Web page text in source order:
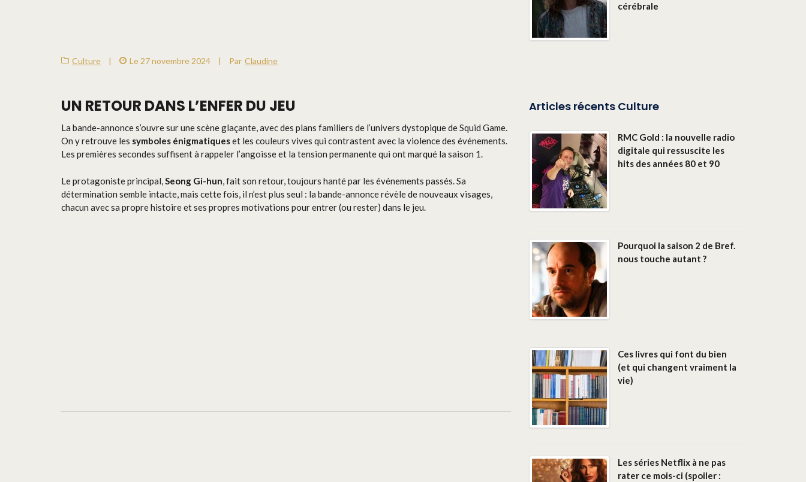
Culture | Le 27 novembre 2024 | Par Claudine
UN RETOUR DANS L’ENFER DU JEU
La bande-annonce s’ouvre sur une scène glaçante, avec des plans familiers de l’univers dystopique de Squid Game.
On y retrouve les symboles énigmatiqueset les couleurs vives qui contrastent avec la violence des événements.
Les premières secondes suffisent à rappeler l’angoisse et la tension permanente qui ont marqué la saison 1.
Le protagoniste principal,Seong Gi-hun, fait son retour, toujours hanté par les événements passés. Sa
détermination semble intacte, mais cette fois, il n’est plus seul : la bande-annonce révèle de nouveaux visages,
chacun avec sa propre histoire et ses propres motivations pour entrer (ou rester) dans le jeu.
cérébrale
Articles récents Culture
RMC Gold : la nouvelle radio
digitale qui ressuscite les
hits des années 80 et 90
Pourquoi la saison 2 de Bref.
nous touche autant ?
Ces livres qui font du bien
(et qui changent vraiment la
vie)
Les séries Netflix à ne pas
rater ce mois-ci (spoiler :